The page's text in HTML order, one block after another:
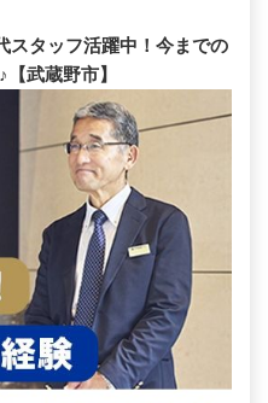
スタッフ活躍中！今までの
武蔵野市】